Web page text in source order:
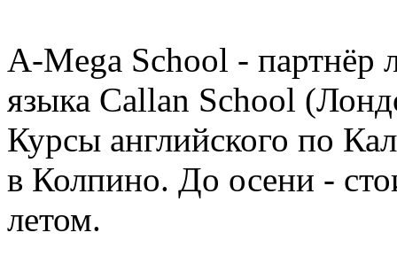
A-Mega School - партнёр
языка Callan School
Курсы английского по
в Колпино. До осени -
летом.